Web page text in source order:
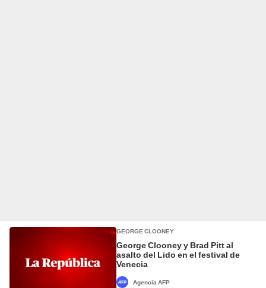
GEORGE CLOONEY
George Clooney y Brad Pitt al
asalto del Lido en el festival de
Venecia
Agencia AFP